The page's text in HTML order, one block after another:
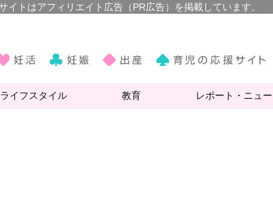
ライフスタイル 教育 レポート・ニュ